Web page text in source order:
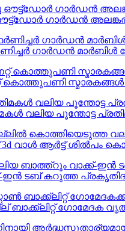
ഗാർഡൻ
ഗാർഡൻ മാർബിൾ
കൊത്തുപണി സ്മാരകങ്ങൾ
വലിയ പൂന്തോട്ട
വാൾ ആർട്ട് ശിൽപം
ഇൻ ടബ് കറുത്ത
ബാക്ക്‌ലിറ്റ് ഗോമേദക